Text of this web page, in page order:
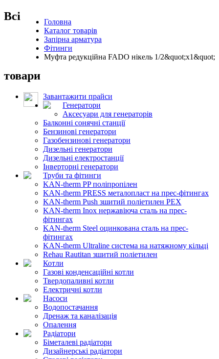
Головна
Каталог товарів
Запірна арматура
Фітинги
Муфта редукційна FADO нікель 1/2&quot;х1&quot;
Всі
товари
Завантажити прайси
Генератори
Аксесуари для генераторів
Балконні сонячні станції
Бензинові генератори
Газобензинові генератори
Дизельні генератори
Дизельні електростанції
Інверторні генератори
Труби та фітинги
KAN-therm PP поліпропілен
KAN-therm PRESS металопласт на прес-фітингах
KAN-therm Push зшитий поліетилен PEX
KAN-therm Inox нержавіюча сталь на прес-
фітингах
KAN-therm Steel оцинкована сталь на прес-
фітингах
KAN-therm Ultraline система на натяжному кільці
Rehau Rautitan зшитий поліетилен
Котли
Газові конденсаційні котли
Твердопаливні котли
Електричні котли
Насоси
Водопостачання
Дренаж та каналізація
Опалення
Радіатори
Біметалеві радіатори
Дизайнерські радіатори